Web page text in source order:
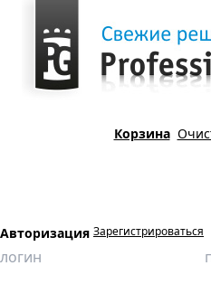
Корзина
Авторизация Зарегистрироваться